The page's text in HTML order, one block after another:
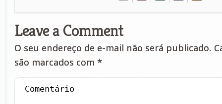
Leave a Comment
O seu endereço de e-mail não será publicado.
são marcados com *